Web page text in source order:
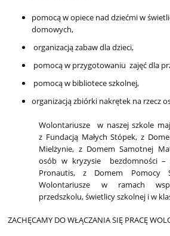
pomocą w opiece nad dziećmi w
domowych,
organizacją zabaw dla dzieci,
pomocą w przygotowaniu  zajęć dla
pomocą w bibliotece szkolnej,
organizacją zbiórki nakrętek na rzecz
Wolontariusze  w naszej szkole
z Fundacją Małych Stópek, z
Mielżynie, z Domem Samotnej
osób w kryzysie  bezdomności –
Pronautis, z Domem Pomocy
Wolontariusze w ramach
przedszkolu, świetlicy szkolnej i w
ZACHĘCAMY DO WŁĄCZANIA SIĘ PRACĘ